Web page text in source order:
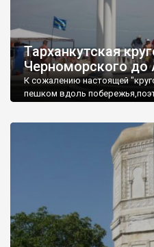
Тарханкутская
Черноморского до
К сожалению настоящей
пешком вдоль